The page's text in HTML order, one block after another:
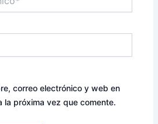
correo electrónico y web en
la próxima vez que comente.